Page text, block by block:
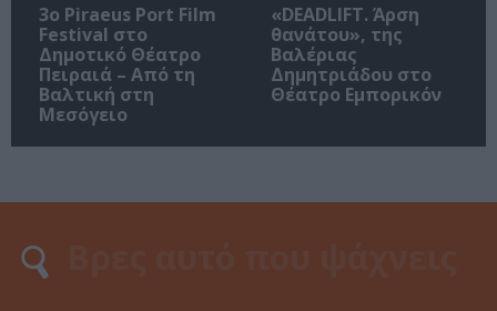
3o Piraeus Port Film
Festival στο
Δημοτικό Θέατρο
Πειραιά – Από τη
Βαλτική στη
Μεσόγειο
«DEADLIFT. Άρση
θανάτου», της
Βαλέριας
Δημητριάδου στο
Θέατρο Εμπορικόν